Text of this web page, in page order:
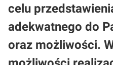
celu
adekwatnego do
oraz możliwości.